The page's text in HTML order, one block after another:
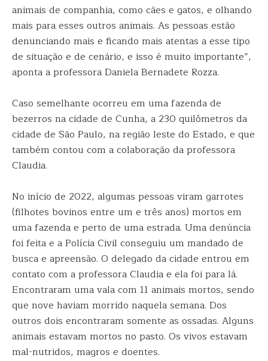
animais de companhia, como cães e gatos, e olhando
mais para esses outros animais. As pessoas estão
denunciando mais e ficando mais atentas a esse tipo
de situação e de cenário, e isso é muito importante”,
aponta a professora Daniela Bernadete Rozza.
Caso semelhante ocorreu em uma fazenda de
bezerros na cidade de Cunha, a 230 quilômetros da
cidade de São Paulo, na região leste do Estado, e que
também contou com a colaboração da professora
Claudia.
No início de 2022, algumas pessoas viram garrotes
(filhotes bovinos entre um e três anos) mortos em
uma fazenda e perto de uma estrada. Uma denúncia
foi feita e a Polícia Civil conseguiu um mandado de
busca e apreensão. O delegado da cidade entrou em
contato com a professora Claudia e ela foi para lá.
Encontraram uma vala com 11 animais mortos, sendo
que nove haviam morrido naquela semana. Dos
outros dois encontraram somente as ossadas. Alguns
animais estavam mortos no pasto. Os vivos estavam
mal-nutridos, magros e doentes.